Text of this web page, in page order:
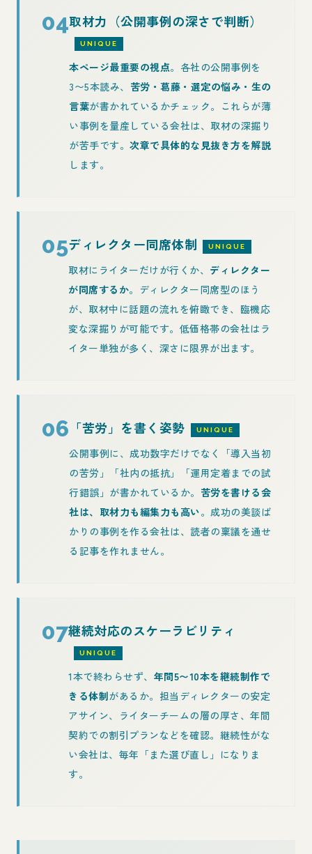
04取材力（公開事例の深さで判断）
UNIQUE
本ページ最重要の視点。各社の公開事例を
3〜5本読み、 苦労・葛藤・選定の悩み・生の
言葉が書かれているかチェック。これらが薄
い事例を量産している会社は、取材の深掘り
が苦手です。 次章で具体的な見抜き方を解説
します。
05ディレクター同席体制 UNIQUE
取材にライターだけが行くか、 ディレクター
が同席するか。ディレクター同席型のほう
が、取材中に話題の流れを俯瞰でき、臨機応
変な深掘りが可能です。低価格帯の会社はラ
イター単独が多く、深さに限界が出ます。
06 「苦労」を書く姿勢 UNIQUE
公開事例に、成功数字だけでなく「導入当初
の苦労」「社内の抵抗」「運用定着までの試
行錯誤」が書かれているか。 苦労を書ける会
社は、取材力も編集力も高い。成功の美談ば
かりの事例を作る会社は、読者の稟議を通せ
る記事を作れません。
07継続対応のスケーラビリティ
UNIQUE
1本で終わらせず、 年間5〜10本を継続制作で
きる体制があるか。担当ディレクターの安定
アサイン、ライターチームの層の厚さ、年間
契約での割引プランなどを確認。継続性がな
い会社は、毎年「また選び直し」になりま
す。